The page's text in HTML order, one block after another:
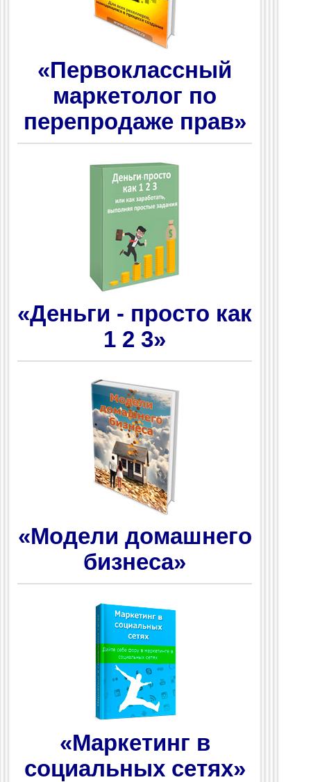
«Первоклассный
маркетолог по
перепродаже прав»
«Деньги - просто как
1 2 3»
«Модели домашнего
бизнеса»
«Маркетинг в
социальных сетях»